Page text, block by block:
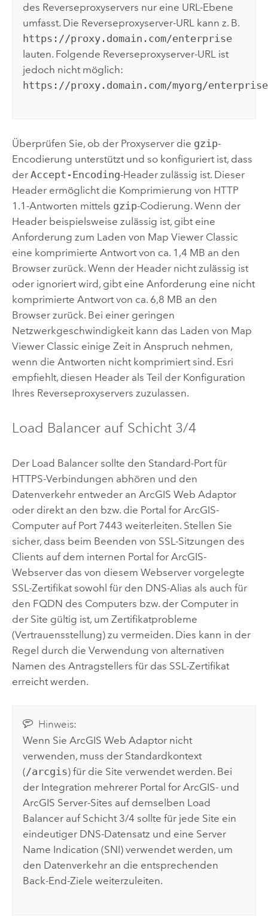
des Reverseproxyservers nur eine URL-Ebene
umfasst. Die Reverseproxyserver-URL kann z. B.
https://proxy.domain.com/enterprise
lauten. Folgende Reverseproxyserver-URL ist
jedoch nicht möglich:
https://proxy.domain.com/myorg/enterprise
Überprüfen Sie, ob der Proxyserver die gzip-
Encodierung unterstützt und so konfiguriert ist, dass
der Accept-Encoding-Header zulässig ist. Dieser
Header ermöglicht die Komprimierung von HTTP
1.1-Antworten mittels gzip-Codierung. Wenn der
Header beispielsweise zulässig ist, gibt eine
Anforderung zum Laden von Map Viewer Classic
eine komprimierte Antwort von ca. 1,4 MB an den
Browser zurück. Wenn der Header nicht zulässig ist
oder ignoriert wird, gibt eine Anforderung eine nicht
komprimierte Antwort von ca. 6,8 MB an den
Browser zurück. Bei einer geringen
Netzwerkgeschwindigkeit kann das Laden von Map
Viewer Classic einige Zeit in Anspruch nehmen,
wenn die Antworten nicht komprimiert sind. Esri
empfiehlt, diesen Header als Teil der Konfiguration
Ihres Reverseproxyservers zuzulassen.
Load Balancer auf Schicht 3/4
Der Load Balancer sollte den Standard-Port für
HTTPS-Verbindungen abhören und den
Datenverkehr entweder an ArcGIS Web Adaptor
oder direkt an den bzw. die Portal for ArcGIS-
Computer auf Port 7443 weiterleiten. Stellen Sie
sicher, dass beim Beenden von SSL-Sitzungen des
Clients auf dem internen Portal for ArcGIS-
Webserver das von diesem Webserver vorgelegte
SSL-Zertifikat sowohl für den DNS-Alias als auch für
den FQDN des Computers bzw. der Computer in
der Site gültig ist, um Zertifikatprobleme
(Vertrauensstellung) zu vermeiden. Dies kann in der
Regel durch die Verwendung von alternativen
Namen des Antragstellers für das SSL-Zertifikat
erreicht werden.
Hinweis:
Wenn SieArcGIS Web Adaptor nicht
verwenden, muss der Standardkontext
(/arcgis) für die Site verwendet werden. Bei
der Integration mehrerer Portal for ArcGIS- und
ArcGIS Server-Sites auf demselben Load
Balancer auf Schicht 3/4 sollte für jede Site ein
eindeutiger DNS-Datensatz und eine Server
Name Indication (SNI) verwendet werden, um
den Datenverkehr an die entsprechenden
Back-End-Ziele weiterzuleiten.